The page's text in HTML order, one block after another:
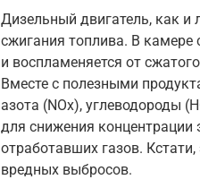
Дизельный двигатель, как и
сжигания топлива. В камере
и воспламеняется от
Вместе с полезными
азота (NOx), углеводороды
для снижения концентрации
отработавших газов.
вредных выбросов.